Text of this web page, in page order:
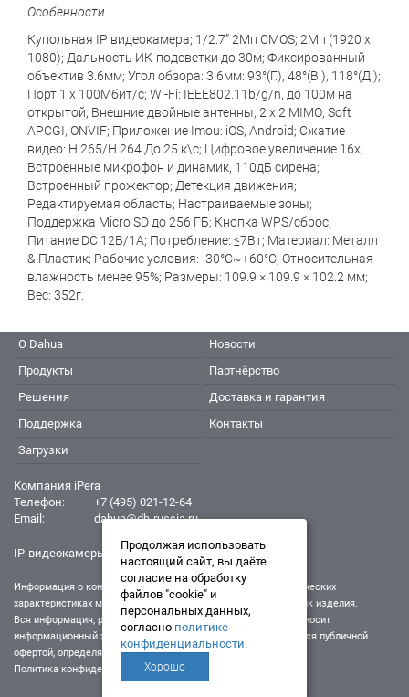
Особенности
Купольная IP видеокамера; 1/2.7” 2Мп CMOS; 2Мп (1920 x
1080); Дальность ИК-подсветки до 30м; Фиксированный
объектив 3.6мм; Угол обзора: 3.6мм: 93°(Г.), 48°(В.), 118°(Д.);
Порт 1 x 100Мбит/с; Wi-Fi: IEEE802.11b/g/n, до 100м на
открытой; Внешние двойные антенны, 2 x 2 MIMO; Soft
APCGI, ONVIF; Приложение Imou: iOS, Android; Сжатие
видео: H.265/H.264 До 25 к\с; Цифровое увеличение 16x;
Встроенные микрофон и динамик, 110дБ сирена;
Встроенный прожектор; Детекция движения;
Редактируемая область; Настраиваемые зоны;
Поддержка Micro SD до 256 ГБ; Кнопка WPS/сброс;
Питание DC 12В/1A; Потребление: ≤7Вт; Материал: Металл
& Пластик; Рабочие условия: -30°C~+60°C; Относительная
влажность менее 95%; Размеры: 109.9 × 109.9 × 102.2 мм;
Вес: 352г.
О Dahua
Продукты
Решения
Поддержка
Загрузки
Новости
Партнёрство
Доставка и гарантия
Контакты
Компания iPera
Телефон:
+7 (495) 021-12-64
Email:
dahua@dh-russia.ru
IP-видеокамеры Dahua - Дахуа
Информация о конкретном товаре, его внешнем виде и технических
характеристиках может отличаться от реальных характеристик изделия.
Вся информация, размещенная на данном интернет-ресурсе, носит
информационный характер и ни при каких условиях не является публичной
офертой, определяемой положениями Статьи 437 (2) ГК РФ.
Политика конфиденциальности
Продолжая использовать
настоящий сайт, вы даёте
согласие на обработку
файлов "cookie" и
персональных данных,
согласно политике
конфиденциальности.
Хорошо